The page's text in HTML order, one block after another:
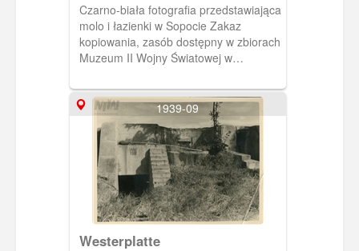
Czarno-biała fotografia przedstawiająca
molo i łazienki w Sopocie Zakaz
kopiowania, zasób dostępny w zbiorach
Muzeum II Wojny Światowej w
1939-09
Westerplatte